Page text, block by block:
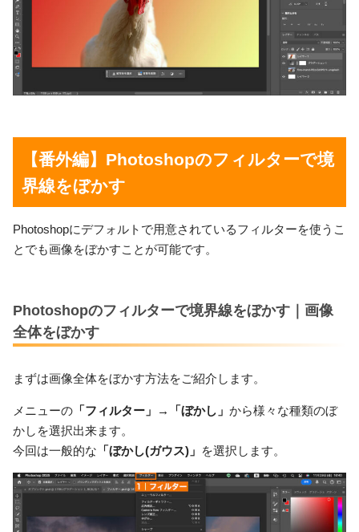
【番外編】Photoshopのフィルターで境
界線をぼかす
Photoshopにデフォルトで用意されているフィルターを使うこ
とでも画像をぼかすことが可能です。
Photoshopのフィルターで境界線をぼかす｜画像
全体をぼかす
まずは画像全体をぼかす方法をご紹介します。
メニューの 「フィルター」→「ぼかし」 から様々な種類のぼ
かしを選択出来ます。
今回は一般的な 「ぼかし(ガウス)」 を選択します。